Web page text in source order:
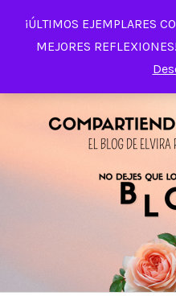
¡ÚLTIMOS EJEMPLARES
MEJORES
contenido